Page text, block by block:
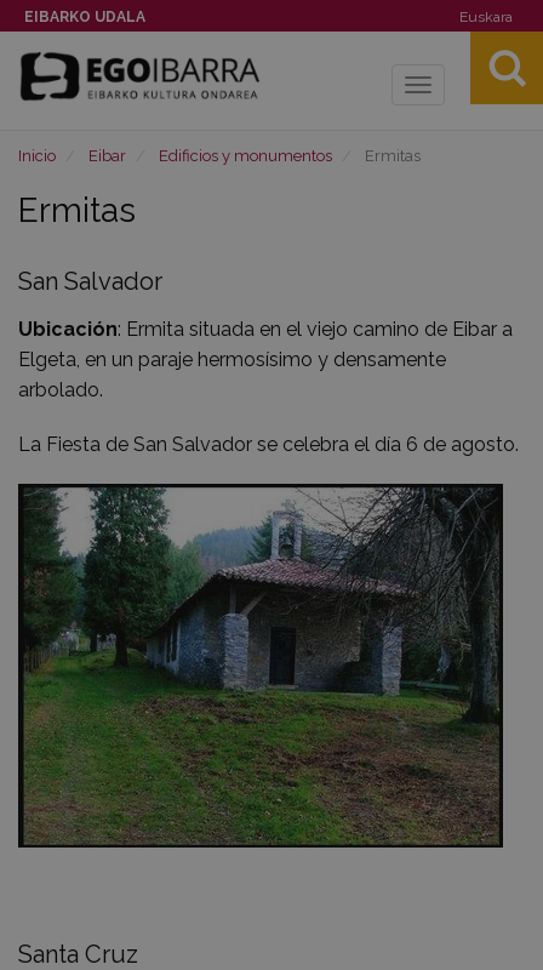
EIBARKO UDALA Euskara
Toggle
Inicio Eibar Edificios y monumentos Ermitas
Ermitas
San Salvador
Ubicación: Ermita situada en el viejo camino de Eibar a
Elgeta, en un paraje hermosísimo y densamente
arbolado.
La Fiesta de San Salvador se celebra el día 6 de agosto.
Santa Cruz